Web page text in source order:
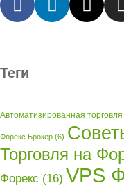
Теги
Автоматизированная торговля
Форекс Брокер (6)
Торговля на
Форекс (16) VPS